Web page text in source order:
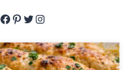
Facebook
Pinterest
Twitter
Instagram